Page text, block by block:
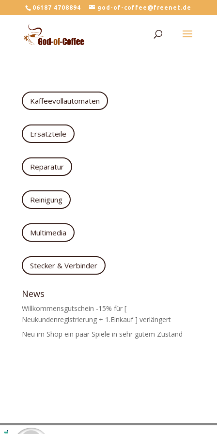
06187 4708894 god-of-coffee@freenet.de
Kaffeevollautomaten
Ersatzteile
Reparatur
Reinigung
Multimedia
Stecker & Verbinder
News
Willkommensgutschein -15% für [
Neukundenregistrierung + 1.Einkauf ] verlängert
Neu im Shop ein paar Spiele in sehr gutem Zustand